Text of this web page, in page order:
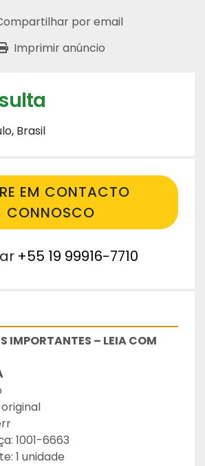
por email
Imprimir anúncio
Brasil
EM CONTACTO
CONNOSCO
+55 19 99916-7710
IMPORTANTES – LEIA COM
1001-6663
1 unidade